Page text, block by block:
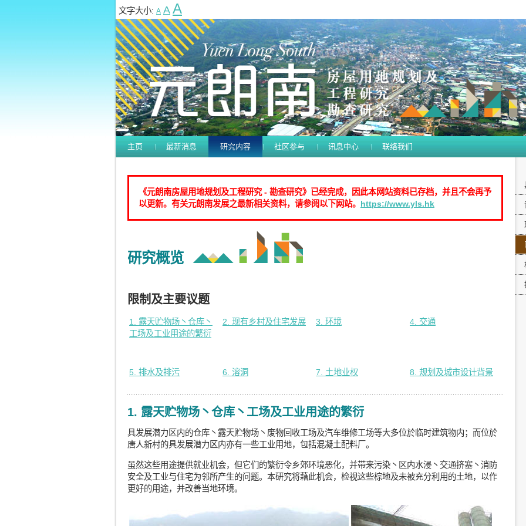
文字大小: A A A
主页 最新消息 研究内容 社区参与 讯息中心 联络我们
《元朗南房屋用地规划及工程研究 - 勘查研究》已经完成，因此本网站资料已存档，并且不会再予
以更新。有关元朗南发展之最新相关资料，请参阅以下网站。 https://www.yls.hk
研究概览
限制及主要议题
1. 露天贮物场丶仓库丶
工场及工业用途的繁衍
2. 现有乡村及住宅发展 3. 环境 4. 交通
5. 排水及排污 6. 溶洞 7. 土地业权 8. 规划及城市设计背景
1. 露天贮物场丶仓库丶工场及工业用途的繁衍
具发展潜力区内的仓库丶露天贮物场丶废物回收工场及汽车维修工场等大多位於临时建筑物内；而位於
唐人新村的具发展潜力区内亦有一些工业用地，包括混凝土配料厂。
虽然这些用途提供就业机会，但它们的繁衍令乡郊环境恶化，并带来污染丶区内水浸丶交通挤塞丶消防
安全及工业与住宅为邻所产生的问题。本研究将藉此机会，检视这些棕地及未被充分利用的土地，以作
更好的用途，并改善当地环境。